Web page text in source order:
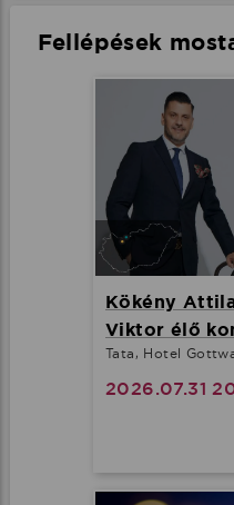
Fellépések
Kökény
Viktor élő
Tata, Hotel
2026.07.31